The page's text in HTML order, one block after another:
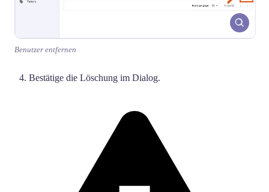
Benutzer entfernen
Bestätige die Löschung im Dialog.